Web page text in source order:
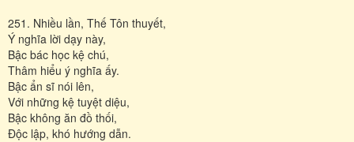
251. Nhiều lần, Thế Tôn thuyết,
Ý nghĩa lời dạy này,
Bậc bác học kệ chú,
Thâm hiểu ý nghĩa ấy.
Bậc ẩn sĩ nói lên,
Với những kệ tuyệt diệu,
Bậc không ăn đồ thối,
Ðộc lập, khó hướng dẫn.